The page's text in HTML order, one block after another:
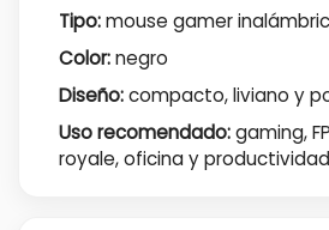
Tipo:mouse gamer
Color:negro
Diseño:compacto, liviano y
Uso recomendado:gaming,
royale, oficina y